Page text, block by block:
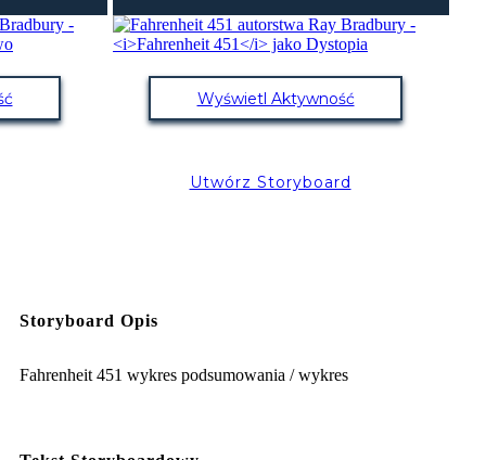
Wyświetl Aktywność
Utwórz Storyboard
Storyboard Opis
Fahrenheit 451 wykres podsumowania / wykres